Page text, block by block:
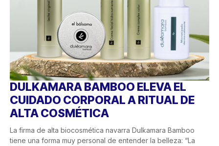
DULKAMARA BAMBOO ELEVA EL
CUIDADO CORPORAL A RITUAL DE
ALTA COSMÉTICA
La firma de alta biocosmética navarra Dulkamara Bamboo
tiene una forma muy personal de entender la belleza: “La